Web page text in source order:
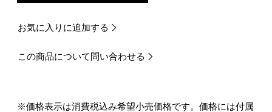
お気に入りに追加する
この商品について問い合わせる
※価格表示は消費税込み希望小売価格です。価格には付属